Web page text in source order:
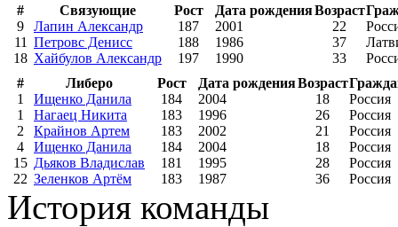
#
Связующие Рост Дата рожденияВозраст
9
Лапин Александр 187 2001 22
11 Петровс Денисс 188 1986 37
18 Хайбулов Александр 197 1990 33
#
Либеро Рост Дата рожденияВозраст
1
Ищенко Данила 184 2004 18
Россия
1
Нагаец Никита 183 1996 26
Россия
2
Крайнов Артем 183 2002 21
Россия
4
Ищенко Данила 184 2004 18
Россия
15 Дьяков Владислав 181 1995 28
Россия
22 Зеленков Артём 183 1987 36 Россия
История команды